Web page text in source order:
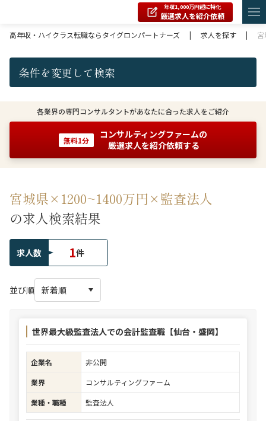
年収1,000万円超に特化
厳選求人を紹介依頼
高年収・ハイクラス転職ならタイグロンパートナーズ
| 求人を探す |
条件を変更して検索
各業界の専門コンサルタントがあなたに合った求人をご紹介
無料1分
コンサルティングファームの
厳選求人を紹介依頼する
宮城県×1200~1400万円×監査法人
の求人検索結果
求人数 1件
並び順
世界最大級監査法人での会計監査職【仙台・盛岡】
企業名
非公開
業界
コンサルティングファーム
業種・職種
監査法人